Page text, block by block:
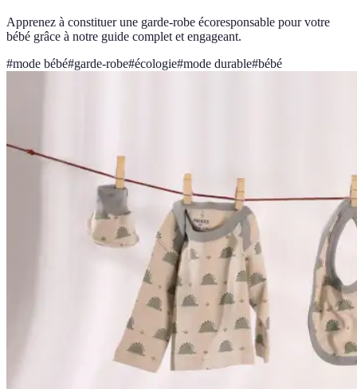
Apprenez à constituer une garde-robe écoresponsable pour votre
bébé grâce à notre guide complet et engageant.
#mode bébé#garde-robe#écologie#mode durable#bébé